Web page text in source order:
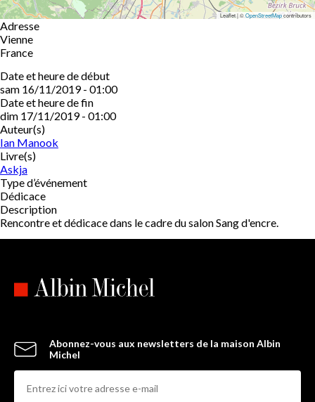
Leaflet | ©OpenStreetMapcontributors
Adresse
Vienne
France
Date et heure de début
sam 16/11/2019 - 01:00
Date et heure de fin
dim 17/11/2019 - 01:00
Auteur(s)
Ian Manook
Livre(s)
Askja
Type d’événement
Dédicace
Description
Rencontre et dédicace dans le cadre du salon Sang d'encre.
Abonnez-vous aux newsletters de la maison Albin
Michel